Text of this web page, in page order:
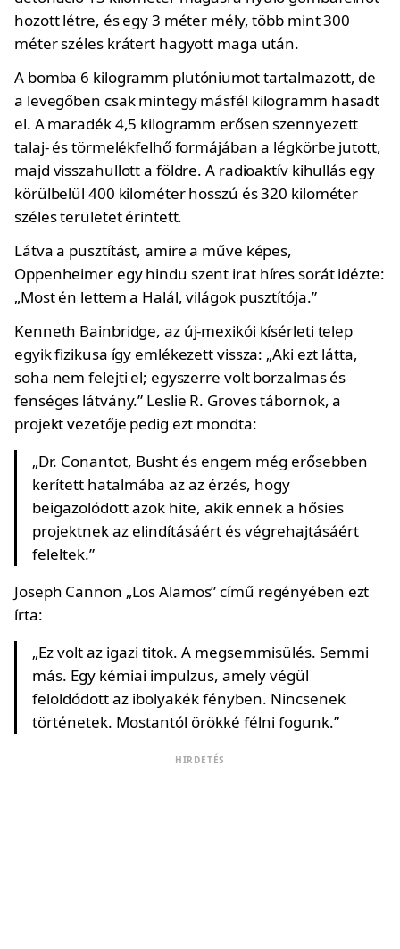
hozott létre, és egy 3 méter mély, több mint 300
méter széles krátert hagyott maga után.
A bomba 6 kilogramm plutóniumot tartalmazott, de
a levegőben csak mintegy másfél kilogramm hasadt
el. A maradék 4,5 kilogramm erősen szennyezett
talaj- és törmelékfelhő formájában a légkörbe jutott,
majd visszahullott a földre. A radioaktív kihullás egy
körülbelül 400 kilométer hosszú és 320 kilométer
széles területet érintett.
Látva a pusztítást, amire a műve képes,
Oppenheimer egy hindu szent irat híres sorát idézte:
„Most én lettem a Halál, világok pusztítója.”
Kenneth Bainbridge, az új-mexikói kísérleti telep
egyik fizikusa így emlékezett vissza: „Aki ezt látta,
soha nem felejti el; egyszerre volt borzalmas és
fenséges látvány.” Leslie R. Groves tábornok, a
projekt vezetője pedig ezt mondta:
„Dr. Conantot, Busht és engem még erősebben
kerített hatalmába az az érzés, hogy
beigazolódott azok hite, akik ennek a hősies
projektnek az elindításáért és végrehajtásáért
feleltek.”
Joseph Cannon „Los Alamos” című regényében ezt
írta:
„Ez volt az igazi titok. A megsemmisülés. Semmi
más. Egy kémiai impulzus, amely végül
feloldódott az ibolyakék fényben. Nincsenek
történetek. Mostantól örökké félni fogunk.”
HIRDETÉS